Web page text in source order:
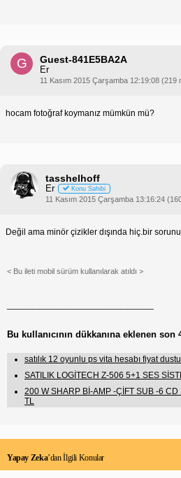
G Guest-841E5BA2A
Er
11 Kasım 2015 Çarşamba 12:19:08 (219
hocam fotoğraf koymanız mümkün mü?
tasshelhoff
Er Konu Sahibi
11 Kasım 2015 Çarşamba 13:16:24
Değil ama minör çizikler dışında hiç.bir
< Bu ileti mobil sürüm kullanılarak atıldı >
Bu kullanıcının dükkanına eklenen son
satılık 12 oyunlu ps vita hesabı fiyat
SATILIK LOGİTECH Z-506 5+1 SES
200 W SHARP Bİ-AMP -ÇİFT SUB -6
TL
Yapay Zeka’dan İlgili Konular